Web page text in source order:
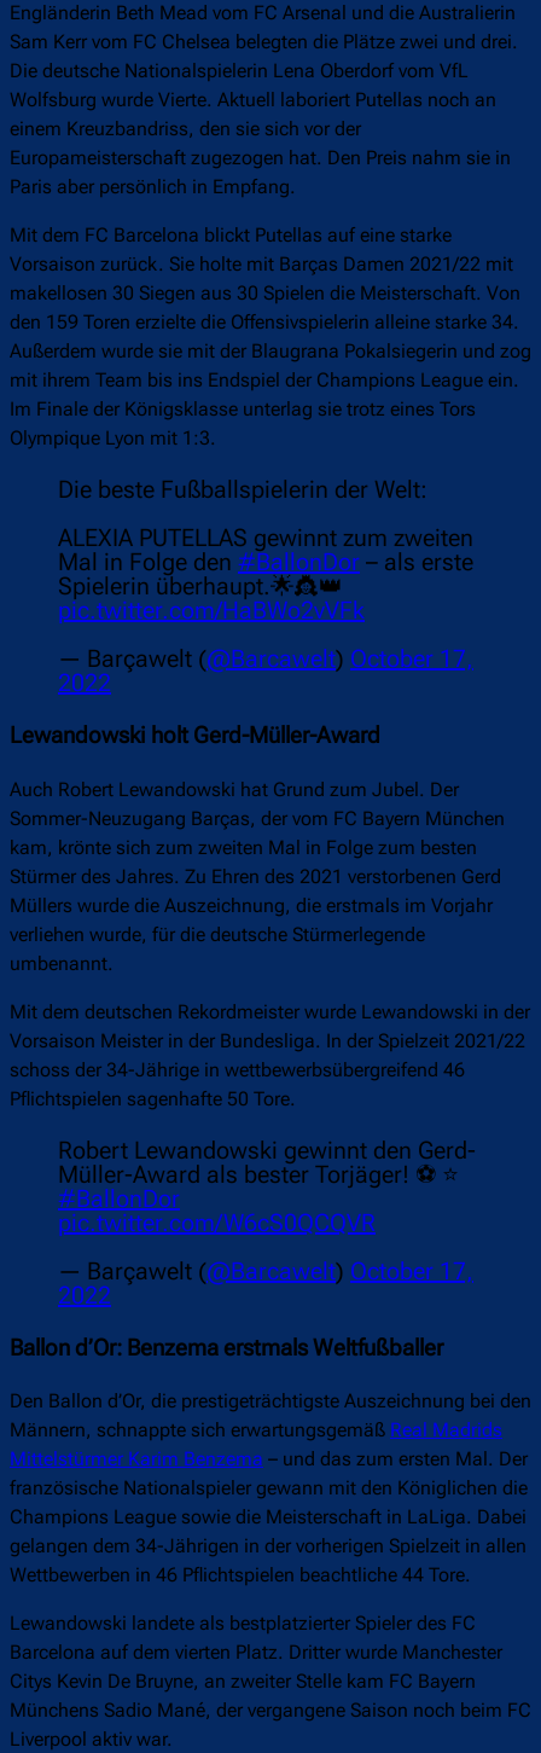
Engländerin Beth Mead vom FC Arsenal und die Australierin
Sam Kerr vom FC Chelsea belegten die Plätze zwei und drei.
Die deutsche Nationalspielerin Lena Oberdorf vom VfL
Wolfsburg wurde Vierte. Aktuell laboriert Putellas noch an
einem Kreuzbandriss, den sie sich vor der
Europameisterschaft zugezogen hat. Den Preis nahm sie in
Paris aber persönlich in Empfang.
Mit dem FC Barcelona blickt Putellas auf eine starke
Vorsaison zurück. Sie holte mit Barças Damen 2021/22 mit
makellosen 30 Siegen aus 30 Spielen die Meisterschaft. Von
den 159 Toren erzielte die Offensivspielerin alleine starke 34.
Außerdem wurde sie mit der Blaugrana Pokalsiegerin und zog
mit ihrem Team bis ins Endspiel der Champions League ein.
Im Finale der Königsklasse unterlag sie trotz eines Tors
Olympique Lyon mit 1:3.
Die beste Fußballspielerin der Welt:
ALEXIA PUTELLAS gewinnt zum zweiten
Mal in Folge den #BallonDor – als erste
Spielerin überhaupt.🌟👸👑
pic.twitter.com/HaBWo2vVFk
— Barçawelt (@Barcawelt) October 17,
2022
Lewandowski holt Gerd-Müller-Award
Auch Robert Lewandowski hat Grund zum Jubel. Der
Sommer-Neuzugang Barças, der vom FC Bayern München
kam, krönte sich zum zweiten Mal in Folge zum besten
Stürmer des Jahres. Zu Ehren des 2021 verstorbenen Gerd
Müllers wurde die Auszeichnung, die erstmals im Vorjahr
verliehen wurde, für die deutsche Stürmerlegende
umbenannt.
Mit dem deutschen Rekordmeister wurde Lewandowski in der
Vorsaison Meister in der Bundesliga. In der Spielzeit 2021/22
schoss der 34-Jährige in wettbewerbsübergreifend 46
Pflichtspielen sagenhafte 50 Tore.
Robert Lewandowski gewinnt den Gerd-
Müller-Award als bester Torjäger! ⚽️ ⭐️
#BallonDor
pic.twitter.com/W6cS0QCQVR
— Barçawelt (@Barcawelt) October 17,
2022
Ballon d’Or: Benzema erstmals Weltfußballer
Den Ballon d’Or, die prestigeträchtigste Auszeichnung bei den
Männern, schnappte sich erwartungsgemäß Real Madrids
Mittelstürmer Karim Benzema – und das zum ersten Mal. Der
französische Nationalspieler gewann mit den Königlichen die
Champions League sowie die Meisterschaft in LaLiga. Dabei
gelangen dem 34-Jährigen in der vorherigen Spielzeit in allen
Wettbewerben in 46 Pflichtspielen beachtliche 44 Tore.
Lewandowski landete als bestplatzierter Spieler des FC
Barcelona auf dem vierten Platz. Dritter wurde Manchester
Citys Kevin De Bruyne, an zweiter Stelle kam FC Bayern
Münchens Sadio Mané, der vergangene Saison noch beim FC
Liverpool aktiv war.